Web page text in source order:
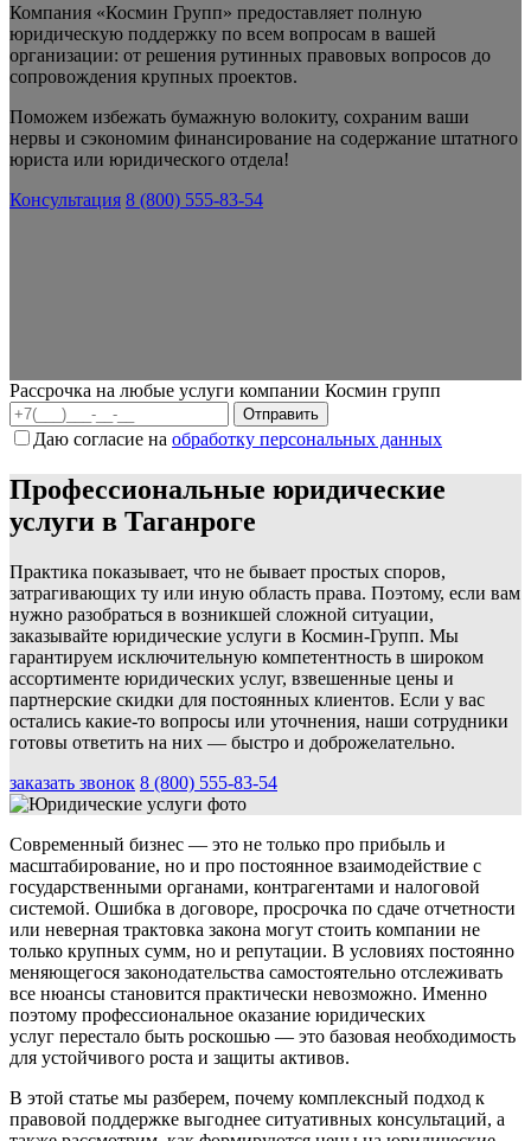
Компания «Космин Групп» предоставляет полную
юридическую поддержку по всем вопросам в вашей
организации: от решения рутинных правовых вопросов до
сопровождения крупных проектов.
Поможем избежать бумажную волокиту, сохраним ваши
нервы и сэкономим финансирование на содержание штатного
юриста или юридического отдела!
Консультация 8 (800) 555-83-54
Рассрочка на любые услуги компании Космин групп
Даю согласие на обработку персональных данных
Профессиональные юридические
услуги в Таганроге
Практика показывает, что не бывает простых споров,
затрагивающих ту или иную область права. Поэтому, если вам
нужно разобраться в возникшей сложной ситуации,
заказывайте юридические услуги в Космин-Групп. Мы
гарантируем исключительную компетентность в широком
ассортименте юридических услуг, взвешенные цены и
партнерские скидки для постоянных клиентов. Если у вас
остались какие-то вопросы или уточнения, наши сотрудники
готовы ответить на них — быстро и доброжелательно.
заказать звонок 8 (800) 555-83-54
Современный бизнес — это не только про прибыль и
масштабирование, но и про постоянное взаимодействие с
государственными органами, контрагентами и налоговой
системой. Ошибка в договоре, просрочка по сдаче отчетности
или неверная трактовка закона могут стоить компании не
только крупных сумм, но и репутации. В условиях постоянно
меняющегося законодательства самостоятельно отслеживать
все нюансы становится практически невозможно. Именно
поэтому профессиональное оказание юридических
услуг перестало быть роскошью — это базовая необходимость
для устойчивого роста и защиты активов.
В этой статье мы разберем, почему комплексный подход к
правовой поддержке выгоднее ситуативных консультаций, а